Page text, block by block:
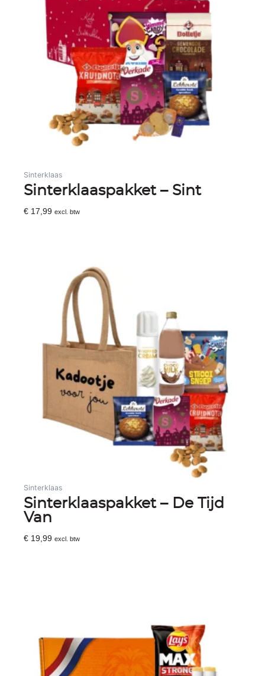
Sinterklaas
Sinterklaaspakket – Sint
€ 17,99 excl. btw
Sinterklaas
Sinterklaaspakket – De Tijd
Van
€ 19,99 excl. btw